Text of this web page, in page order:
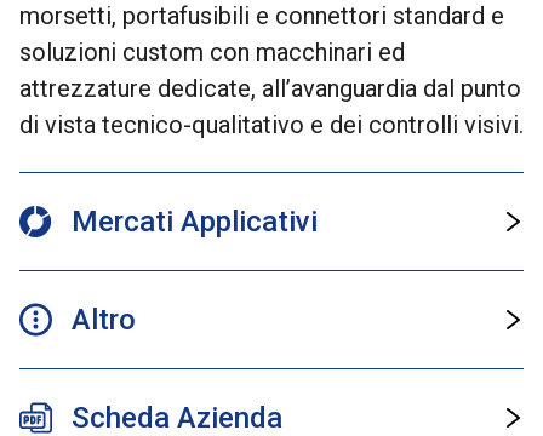
morsetti, portafusibili e connettori standard e
soluzioni custom con macchinari ed
attrezzature dedicate, all’avanguardia dal punto
di vista tecnico-qualitativo e dei controlli visivi.
Mercati Applicativi
Altro
Scheda Azienda